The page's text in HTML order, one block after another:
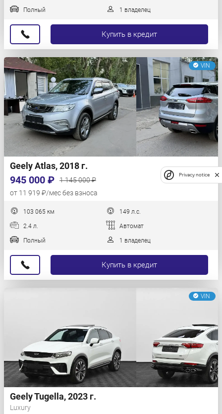
Полный 1 владелец
Купить в кредит
VIN
Geely Atlas, 2018 г.
945 000 ₽
1 145 000 ₽
от 11 919 ₽/мес без взноса
103 065 км 149 л.с.
2.4 л. Автомат
Полный 1 владелец
Купить в кредит
VIN
Geely Tugella, 2023 г.
Luxury
Privacy notice